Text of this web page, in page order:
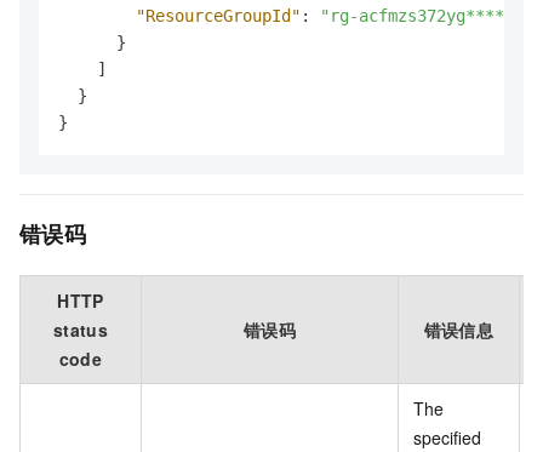
"ResourceGroupId" :
"rg-acfmzs372yg****"
}
]
}
}
错误码
HTTP
status
code
错误码 错误信息
The
specified